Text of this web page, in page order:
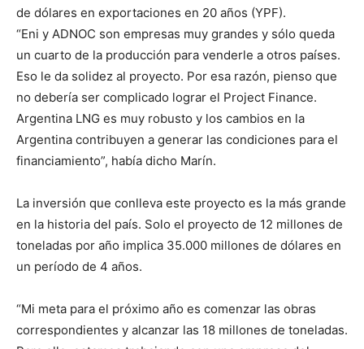
de dólares en exportaciones en 20 años (YPF).
“Eni y ADNOC son empresas muy grandes y sólo queda
un cuarto de la producción para venderle a otros países.
Eso le da solidez al proyecto. Por esa razón, pienso que
no debería ser complicado lograr el Project Finance.
Argentina LNG es muy robusto y los cambios en la
Argentina contribuyen a generar las condiciones para el
financiamiento”, había dicho Marín.
La inversión que conlleva este proyecto es la más grande
en la historia del país. Solo el proyecto de 12 millones de
toneladas por año implica 35.000 millones de dólares en
un período de 4 años.
“Mi meta para el próximo año es comenzar las obras
correspondientes y alcanzar las 18 millones de toneladas.